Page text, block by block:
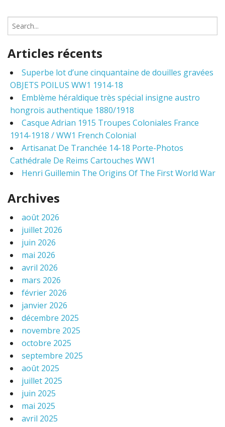
e
r
h
o
Articles récents
Superbe lot d’une cinquantaine de douilles gravées
OBJETS POILUS WW1 1914-18
Emblème héraldique très spécial insigne austro
hongrois authentique 1880/1918
Casque Adrian 1915 Troupes Coloniales France
1914-1918 / WW1 French Colonial
Artisanat De Tranchée 14-18 Porte-Photos
Cathédrale De Reims Cartouches WW1
Henri Guillemin The Origins Of The First World War
Archives
août 2026
juillet 2026
juin 2026
mai 2026
avril 2026
mars 2026
février 2026
janvier 2026
décembre 2025
novembre 2025
octobre 2025
septembre 2025
août 2025
juillet 2025
juin 2025
mai 2025
avril 2025